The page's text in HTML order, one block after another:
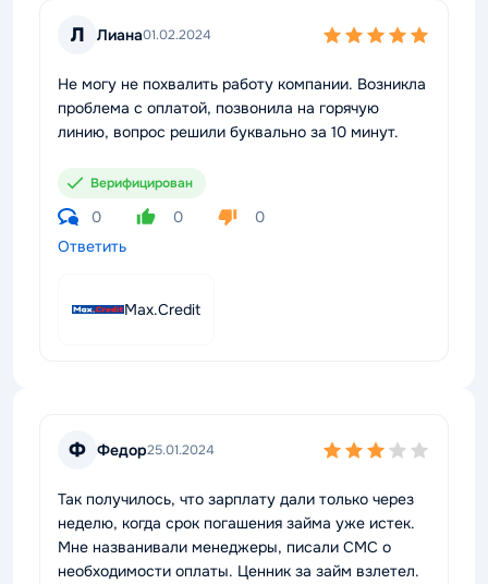
Л Лиана01.02.2024
Не могу не похвалить работу компании. Возникла
проблема с оплатой, позвонила на горячую
линию, вопрос решили буквально за 10 минут.
Верифицирован
0 0
0
Ответить
Max.Credit
Ф Федор25.01.2024
Так получилось, что зарплату дали только через
неделю, когда срок погашения займа уже истек.
Мне названивали менеджеры, писали СМС о
необходимости оплаты. Ценник за займ взлетел.